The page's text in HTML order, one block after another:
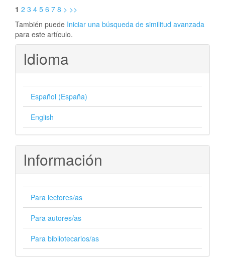
1 2 3 4 5 6 7 8 > >>
También puede Iniciar una búsqueda de similitud avanzada
para este artículo.
Idioma
Español (España)
English
Información
Para lectores/as
Para autores/as
Para bibliotecarios/as